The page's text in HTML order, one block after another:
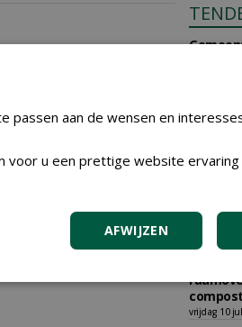
gunt
vrijdag 17
vrijdag 10
passen aan de wensen en
voor u een prettige website ervaring
AFWIJZEN